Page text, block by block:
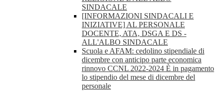
SINDACALE
[INFORMAZIONI SINDACALI E
INIZIATIVE] AL PERSONALE
DOCENTE, ATA, DSGA E DS -
ALL'ALBO SINDACALE
Scuola e AFAM: cedolino stipendiale di
dicembre con anticipo parte economica
rinnovo CCNL 2022-2024 È in pagamento
lo stipendio del mese di dicembre del
personale